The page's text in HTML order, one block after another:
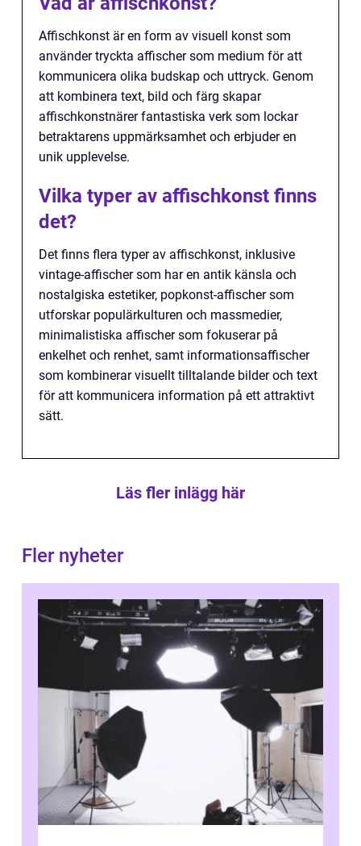
Affischkonst är en form av visuell konst som
använder tryckta affischer som medium för att
kommunicera olika budskap och uttryck. Genom
att kombinera text, bild och färg skapar
affischkonstnärer fantastiska verk som lockar
betraktarens uppmärksamhet och erbjuder en
unik upplevelse.
Vilka typer av affischkonst finns
det?
Det finns flera typer av affischkonst, inklusive
vintage-affischer som har en antik känsla och
nostalgiska estetiker, popkonst-affischer som
utforskar populärkulturen och massmedier,
minimalistiska affischer som fokuserar på
enkelhet och renhet, samt informationsaffischer
som kombinerar visuellt tilltalande bilder och text
för att kommunicera information på ett attraktivt
sätt.
Läs fler inlägg här
Fler nyheter